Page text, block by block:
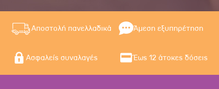
Αποστολή πανελλαδικά Άμεση εξυπηρέτηση
Ασφαλείς συναλαγές Έως 12 άτοκες δόσεις